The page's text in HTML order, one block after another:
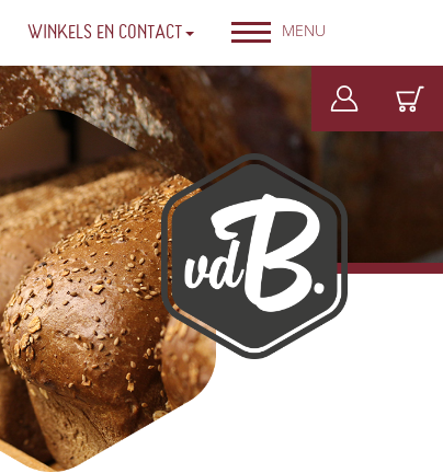
WINKELS EN CONTACT MENU